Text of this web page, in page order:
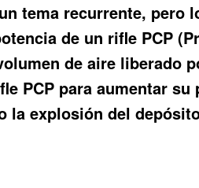
tema recurrente,
de un rifle PCP
de aire liberado
PCP para aumentar
la explosión del